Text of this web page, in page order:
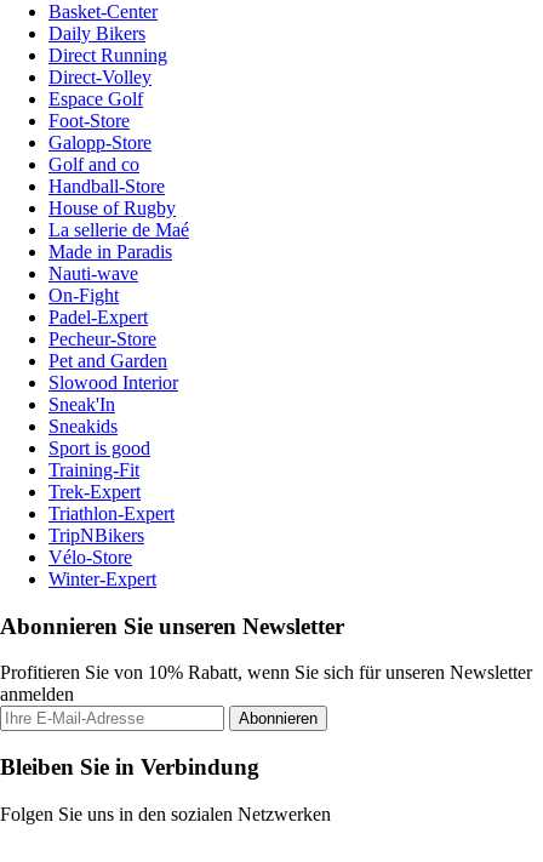
Basket-Center
Daily Bikers
Direct Running
Direct-Volley
Espace Golf
Foot-Store
Galopp-Store
Golf and co
Handball-Store
House of Rugby
La sellerie de Maé
Made in Paradis
Nauti-wave
On-Fight
Padel-Expert
Pecheur-Store
Pet and Garden
Slowood Interior
Sneak'In
Sneakids
Sport is good
Training-Fit
Trek-Expert
Triathlon-Expert
TripNBikers
Vélo-Store
Winter-Expert
Abonnieren Sie unseren Newsletter
Profitieren Sie von 10% Rabatt, wenn Sie sich für unseren Newsletter
anmelden
Abonnieren
Bleiben Sie in Verbindung
Folgen Sie uns in den sozialen Netzwerken